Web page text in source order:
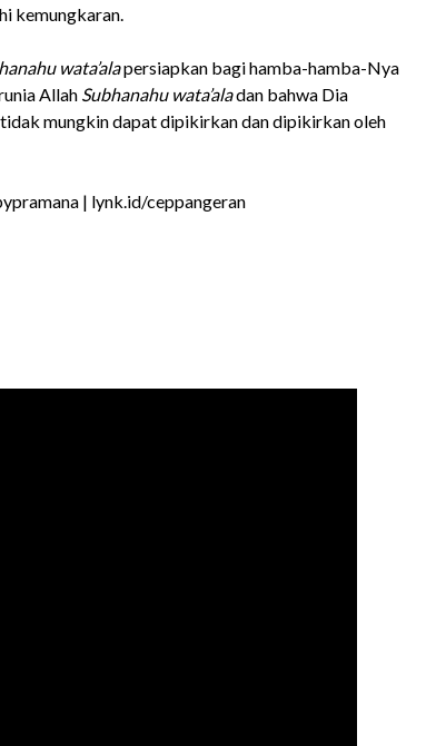
kemungkaran.
wata’alapersiapkan bagi hamba-hamba-Nya
Allah Subhanahu wata’aladan bahwa Dia
mungkin dapat dipikirkan dan dipikirkan oleh
| lynk.id/ceppangeran